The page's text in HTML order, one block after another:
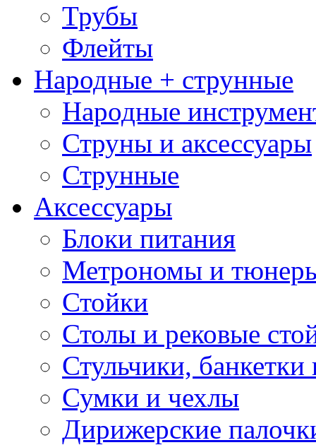
Трубы
Флейты
Народные + струнные
Народные
Струны и аксессуары
Струнные
Аксессуары
Блоки питания
Метрономы и
Стойки
Столы и рековые
Стульчики, банкетки
Сумки и чехлы
Дирижерские